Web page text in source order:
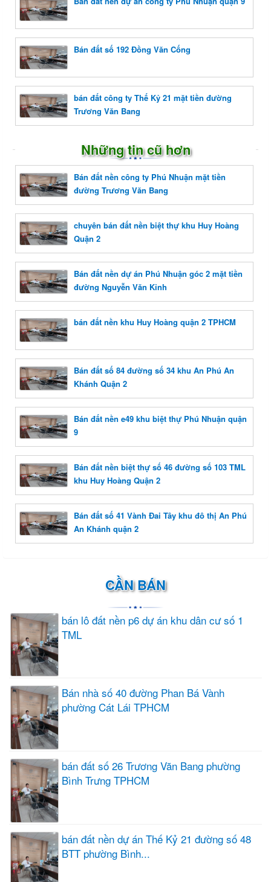
Bán đất số 192 Đồng Văn Cống
bán đất công ty Thế Kỷ 21 mặt tiền đường
Trương Văn Bang
Những tin cũ hơn
Bán đất nền công ty Phú Nhuận mặt tiền
đường Trương Văn Bang
chuyên bán đất nền biệt thự khu Huy Hoàng
Quận 2
Bán đất nền dự án Phú Nhuận góc 2 mặt tiền
đường Nguyễn Văn Kỉnh
bán đất nền khu Huy Hoàng quận 2 TPHCM
Bán đất số 84 đường số 34 khu An Phú An
Khánh Quận 2
Bán đất nền e49 khu biệt thự Phú Nhuận quận
9
Bán đất nền biệt thự số 46 đường số 103 TML
khu Huy Hoàng Quận 2
Bán đất số 41 Vành Đai Tây khu đô thị An Phú
An Khánh quận 2
CẦN BÁN
bán lô đất nền p6 dự án khu dân cư số 1
TML
Bán nhà số 40 đường Phan Bá Vành
phường Cát Lái TPHCM
bán đất số 26 Trương Văn Bang phường
Bình Trưng TPHCM
bán đất nền dự án Thế Kỷ 21 đường số 48
BTT phường Bình...